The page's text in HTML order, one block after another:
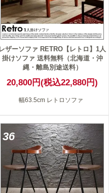
レザーソファ RETRO【レトロ】1人
掛けソファ 送料無料（北海道・沖
縄・離島別途送料）
20,800円(税込22,880円)
幅63.5cm レトロソファ
36